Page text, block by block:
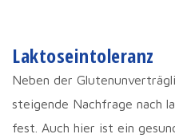
Laktoseintoleranz
Neben der
steigende Nachfrage nach
fest. Auch hier ist ein